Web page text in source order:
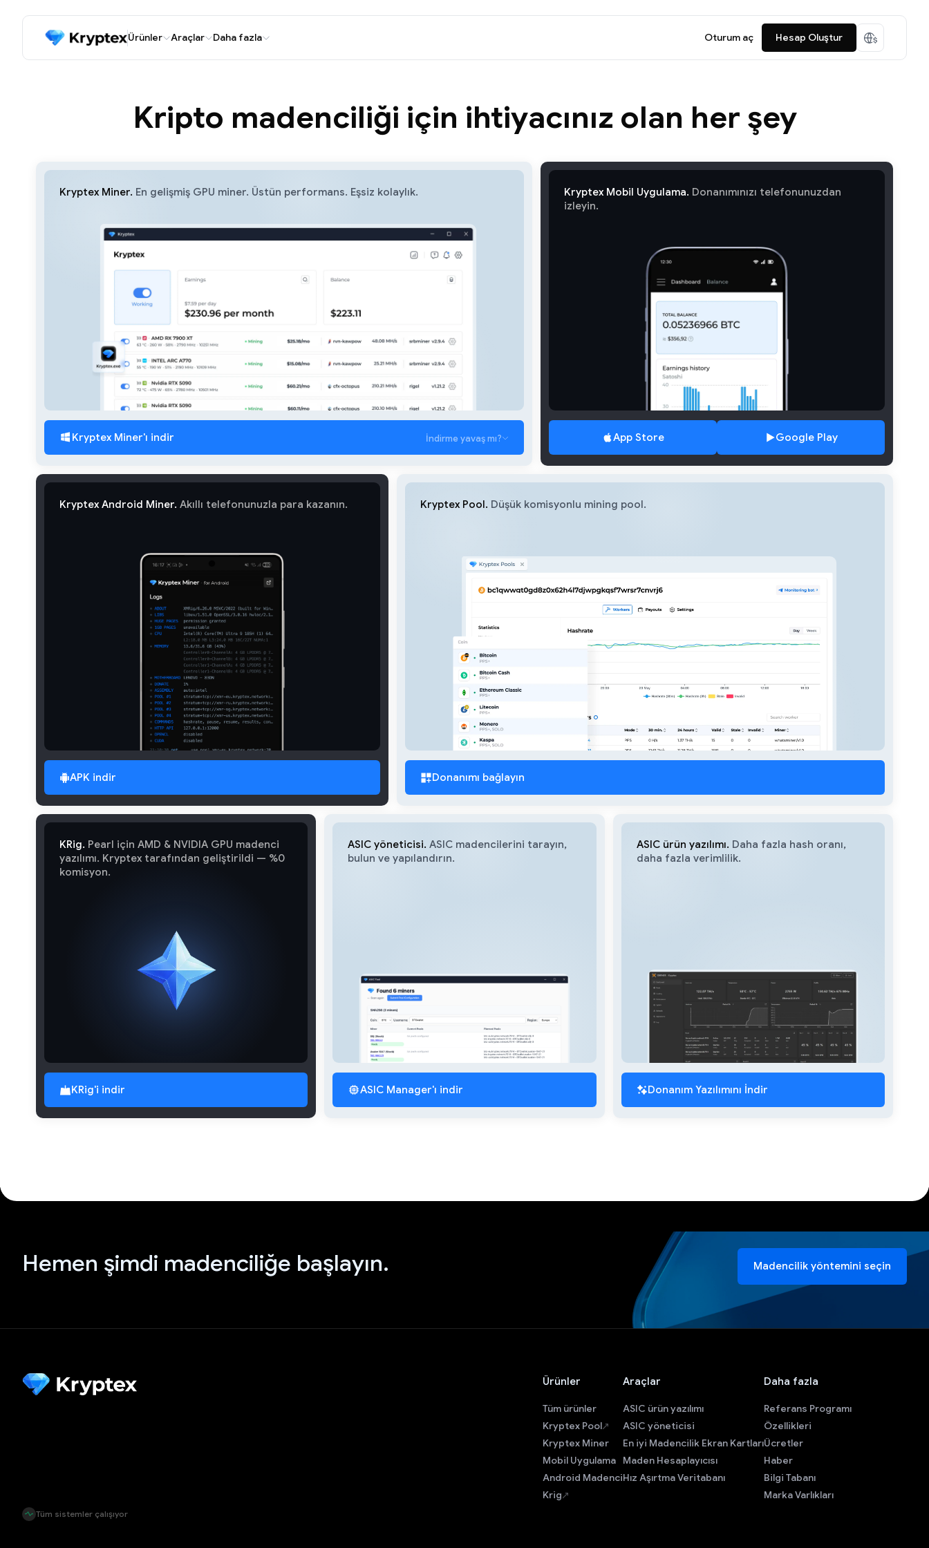
Ürünler Araçlar Daha fazla Oturum aç Hesap Oluştur
Kripto madenciliği için ihtiyacınız olan her şey
Kryptex Miner. En gelişmiş GPU miner. Üstün performans. Eşsiz kolaylık.
Kryptex Miner'ı indir İndirme yavaş mı?
Kryptex Mobil Uygulama. Donanımınızı telefonunuzdan
izleyin.
App Store Google Play
Kryptex Android Miner. Akıllı telefonunuzla para kazanın.
APK indir
Kryptex Pool. Düşük komisyonlu mining pool.
Donanımı bağlayın
KRig. Pearl için AMD & NVIDIA GPU madenci
yazılımı. Kryptex tarafından geliştirildi — %0
komisyon.
KRig'i indir
ASIC yöneticisi. ASIC madencilerini tarayın,
bulun ve yapılandırın.
ASIC Manager'ı indir
ASIC ürün yazılımı. Daha fazla hash oranı,
daha fazla verimlilik.
Donanım Yazılımını İndir
Hemen şimdi madenciliğe başlayın. Madencilik yöntemini seçin
Tüm sistemler çalışıyor
Ürünler
Tüm ürünler
Kryptex Pool
Kryptex Miner
Mobil Uygulama
Android Madenci
Krig
Araçlar
ASIC ürün yazılımı
ASIC yöneticisi
En iyi Madencilik Ekran Kartları
Maden Hesaplayıcısı
Hız Aşırtma Veritabanı
Daha fazla
Referans Programı
Özellikleri
Ücretler
Haber
Bilgi Tabanı
Marka Varlıkları